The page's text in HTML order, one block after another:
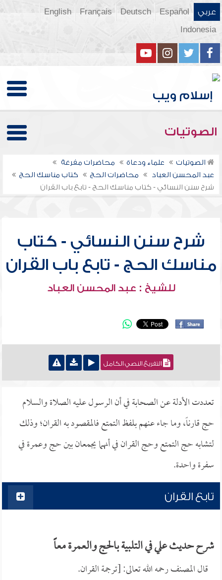
عربي Español
Deutsch
Français
English
Indonesia
الصوتيات
الصوتيات علماء ودعاة
محاضرات مفرغة
عبد المحسن العباد
محاضرات الحج
كتاب مناسك الحج
شرح سنن النسائي - كتاب مناسك الحج - تابع باب القران
شرح سنن النسائي - كتاب
مناسك الحج - تابع باب القران
للشيخ : عبد المحسن العباد
التفريغ النصي الكامل
تعددت الأدلة عن الصحابة في أن الرسول عليه الصلاة والسلام
حج قارناً، وما جاء عنهم بلفظ التمتع فالمقصود به القران؛ وذلك
لتشابه حج التمتع وحج القران في أنهما يجمعان بين حج وعمرة في
سفرة واحدة.
تابع القران
شرح حديث علي في التلبية بالحج والعمرة معاً
قال المصنف رحمه الله تعالى: [ترجمة القران.